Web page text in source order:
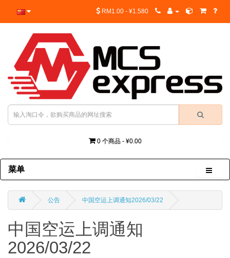
RM1.00 - ¥1.580
0 个商品 - ¥0.00
菜单
公告 中国空运上调通知2026/03/22
中国空运上调通知
2026/03/22